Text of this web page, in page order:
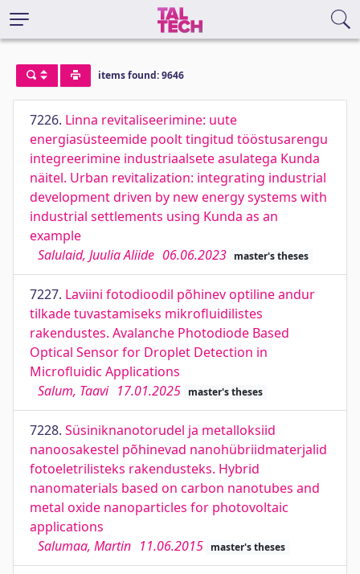
items found: 9646
7226. Linna revitaliseerimine: uute
energiasüsteemide poolt tingitud tööstusarengu
integreerimine industriaalsete asulatega Kunda
näitel. Urban revitalization: integrating industrial
development driven by new energy systems with
industrial settlements using Kunda as an
example
Salulaid, Juulia Aliide 06.06.2023 master's theses
7227. Laviini fotodioodil põhinev optiline andur
tilkade tuvastamiseks mikrofluidilistes
rakendustes. Avalanche Photodiode Based
Optical Sensor for Droplet Detection in
Microfluidic Applications
Salum, Taavi 17.01.2025 master's theses
7228. Süsiniknanotorudel ja metalloksiid
nanoosakestel põhinevad nanohübriidmaterjalid
fotoeletrilisteks rakendusteks. Hybrid
nanomaterials based on carbon nanotubes and
metal oxide nanoparticles for photovoltaic
applications
Salumaa, Martin 11.06.2015 master's theses